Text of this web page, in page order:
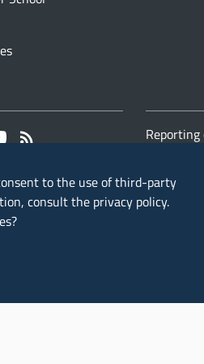
to the use of third-party
consult the privacy policy.